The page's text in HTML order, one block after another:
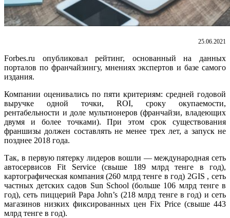
25.06.2021
Forbes.ru опубликовал рейтинг, основанный на данных
порталов по франчайзингу, мнениях экспертов и базе самого
издания.
Компании оценивались по пяти критериям: средней годовой
выручке одной точки, ROI, сроку окупаемости,
рентабельности и доле мультионеров (франчайзи, владеющих
двумя и более точками). При этом срок существования
франшизы должен составлять не менее трех лет, а запуск не
позднее 2018 года.
Так, в первую пятерку лидеров вошли — международная сеть
автосервисов Fit Service (свыше 189 млрд тенге в год),
картографическая компания (260 млрд тенге в год) 2GIS , сеть
частных детских садов Sun School (больше 106 млрд тенге в
год), сеть пиццерий Papa John’s (218 млрд тенге в год) и сеть
магазинов низких фиксированных цен Fix Price (свыше 443
млрд тенге в год).